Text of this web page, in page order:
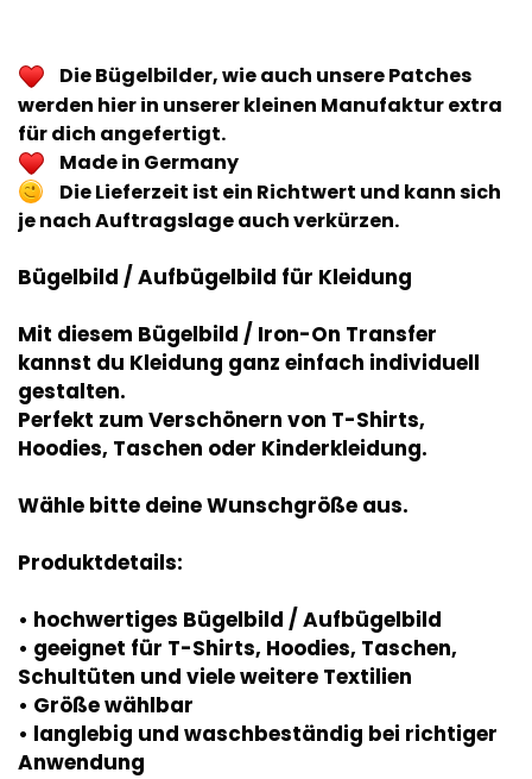
Die Bügelbilder, wie auch unsere Patches
werden hier in unserer kleinen Manufaktur extra
für dich angefertigt.
Made in Germany
Die Lieferzeit ist ein Richtwert und kann sich
je nach Auftragslage auch verkürzen.
Bügelbild / Aufbügelbild für Kleidung
Mit diesem Bügelbild / Iron-On Transfer
kannst du Kleidung ganz einfach individuell
gestalten.
Perfekt zum Verschönern von T-Shirts,
Hoodies, Taschen oder Kinderkleidung.
Wähle bitte deine Wunschgröße aus.
Produktdetails:
• hochwertiges Bügelbild / Aufbügelbild
• geeignet für T-Shirts, Hoodies, Taschen,
Schultüten und viele weitere Textilien
• Größe wählbar
• langlebig und waschbeständig bei richtiger
Anwendung